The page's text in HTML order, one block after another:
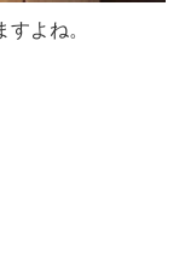
よね。